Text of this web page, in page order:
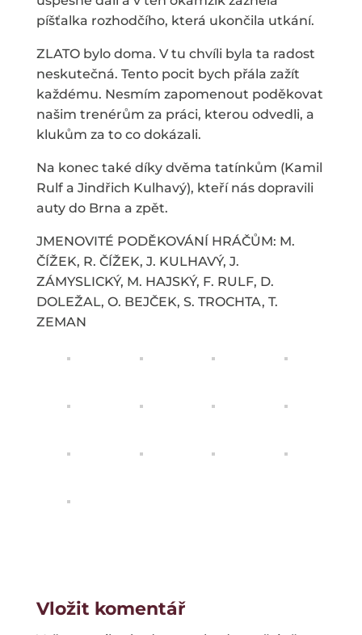
píšťalka rozhodčího, která ukončila utkání.
ZLATO bylo doma. V tu chvíli byla ta radost
neskutečná. Tento pocit bych přála zažít
každému. Nesmím zapomenout poděkovat
našim trenérům za práci, kterou odvedli, a
klukům za to co dokázali.
Na konec také díky dvěma tatínkům (Kamil
Rulf a Jindřich Kulhavý), kteří nás dopravili
auty do Brna a zpět.
JMENOVITÉ PODĚKOVÁNÍ HRÁČŮM: M.
ČÍŽEK, R. ČÍŽEK, J. KULHAVÝ, J.
ZÁMYSLICKÝ, M. HAJSKÝ, F. RULF, D.
DOLEŽAL, O. BEJČEK, S. TROCHTA, T.
ZEMAN
Vložit komentář